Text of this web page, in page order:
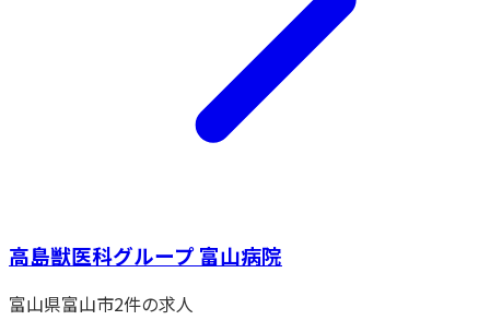
高島獣医科グループ 富山病院
富山県富山市2件の求人